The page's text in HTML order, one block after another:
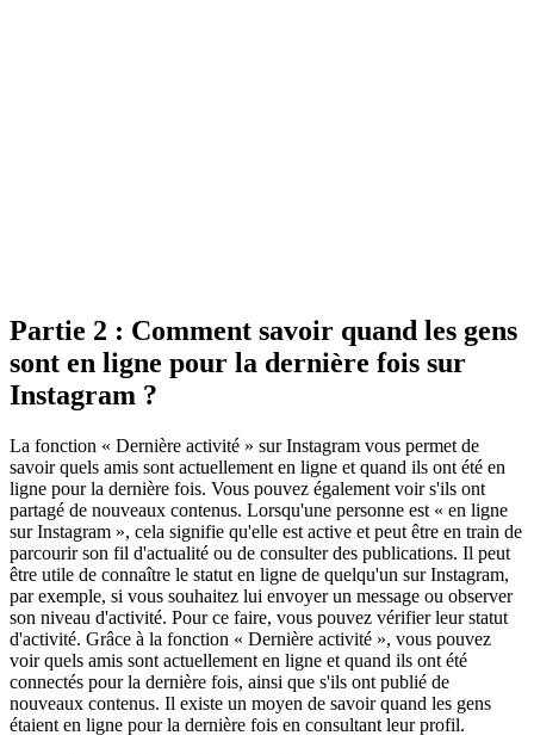
Partie 2 : Comment savoir quand les gens
sont en ligne pour la dernière fois sur
Instagram ?
La fonction « Dernière activité » sur Instagram vous permet de
savoir quels amis sont actuellement en ligne et quand ils ont été en
ligne pour la dernière fois. Vous pouvez également voir s'ils ont
partagé de nouveaux contenus. Lorsqu'une personne est « en ligne
sur Instagram », cela signifie qu'elle est active et peut être en train de
parcourir son fil d'actualité ou de consulter des publications. Il peut
être utile de connaître le statut en ligne de quelqu'un sur Instagram,
par exemple, si vous souhaitez lui envoyer un message ou observer
son niveau d'activité. Pour ce faire, vous pouvez vérifier leur statut
d'activité. Grâce à la fonction « Dernière activité », vous pouvez
voir quels amis sont actuellement en ligne et quand ils ont été
connectés pour la dernière fois, ainsi que s'ils ont publié de
nouveaux contenus. Il existe un moyen de savoir quand les gens
étaient en ligne pour la dernière fois en consultant leur profil.